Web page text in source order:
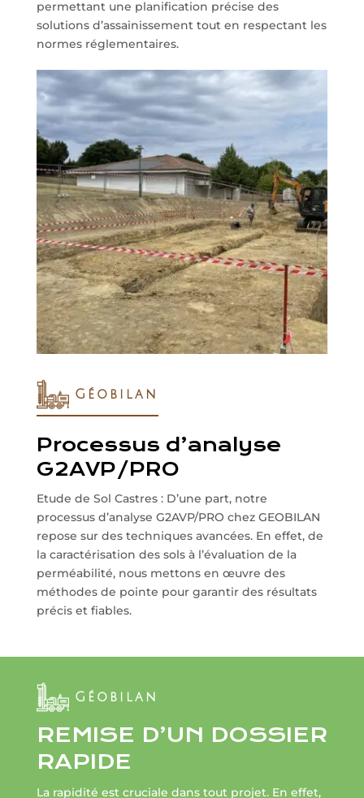
permettant une planification précise des
solutions d’assainissement tout en respectant les
normes réglementaires.
Géobilan
Processus d’analyse
G2AVP/PRO
Etude de Sol Castres : D’une part, notre
processus d’analyse G2AVP/PRO chez GEOBILAN
repose sur des techniques avancées. En effet, de
la caractérisation des sols à l’évaluation de la
perméabilité, nous mettons en œuvre des
méthodes de pointe pour garantir des résultats
précis et fiables.
Géobilan
REMISE D’UN DOSSIER
RAPIDE
La rapidité est cruciale dans tout projet. En effet,